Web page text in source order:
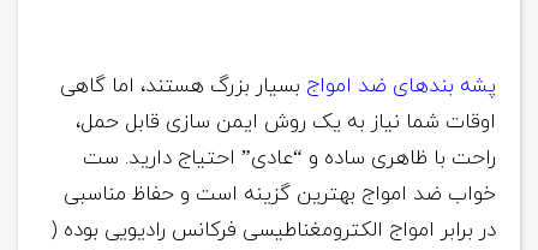
پشه بندهای ضد امواج بسیار بزرگ هستند، اما گاهی
اوقات شما نیاز به یک روش ایمن سازی قابل حمل،
راحت با ظاهری ساده و “عادی” احتیاج دارید. ست
خواب ضد امواج بهترین گزینه است و حفاظ مناسبی
در برابر امواج الکترومغناطیسی فرکانس رادیویی بوده (